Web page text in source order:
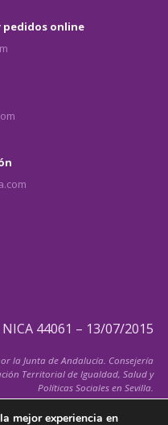
pedidos online
NICA 44061 – 13/07/2015
la Junta de Andalucía. Consejería
Territorial de Igualdad, Salud y
Políticas Sociales en Sevilla.
mejor experiencia en